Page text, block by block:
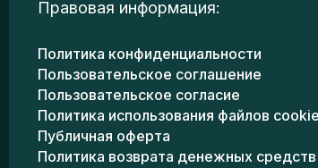
Правовая информация:
Политика конфиденциальности
Пользовательское соглашение
Пользовательское согласие
Политика использования файлов
Публичная оферта
Политика возврата денежных средств